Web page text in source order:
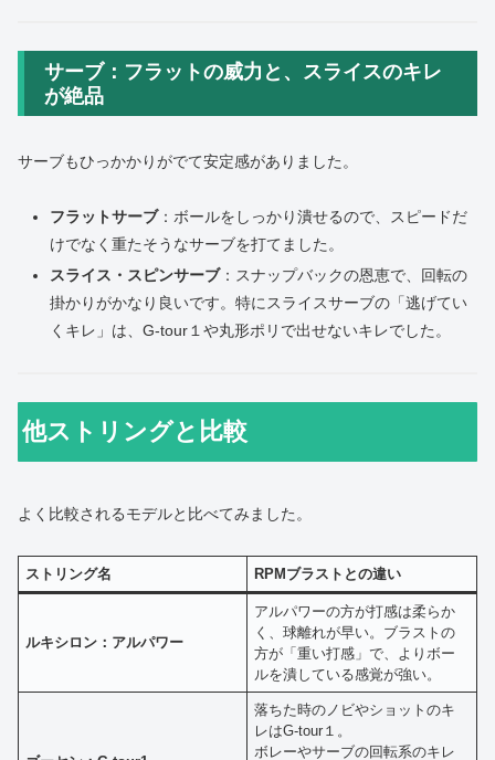
サーブ：フラットの威力と、スライスのキレ
が絶品
サーブもひっかかりがでて安定感がありました。
フラットサーブ：ボールをしっかり潰せるので、スピードだ
けでなく重たそうなサーブを打てました。
スライス・スピンサーブ：スナップバックの恩恵で、回転の
掛かりがかなり良いです。特にスライスサーブの「逃げてい
くキレ」は、G-tour１や丸形ポリで出せないキレでした。
他ストリングと比較
よく比較されるモデルと比べてみました。
ストリング名 RPMブラストとの違い
ルキシロン：アルパワー
アルパワーの方が打感は柔らか
く、球離れが早い。ブラストの
方が「重い打感」で、よりボー
ルを潰している感覚が強い。
落ちた時のノビやショットのキ
レはG-tour１。
ボレーやサーブの回転系のキレ